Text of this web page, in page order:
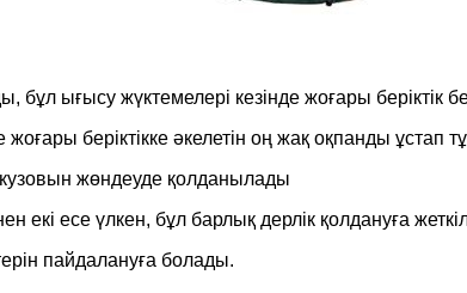
ығысу жүктемелері кезінде жоғары беріктік
жоғары беріктікке әкелетін оң жақ оқпанды ұстап
кузовын жөндеуде қолданылады
екі есе үлкен, бұл барлық дерлік қолдануға
пайдалануға болады.